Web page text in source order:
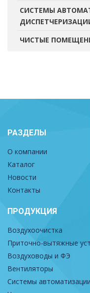
СИСТЕМЫ
ЧИСТЫЕ
РАЗДЕЛЫ
О компании
Каталог
Новости
Контакты
ПРОДУКЦИЯ
Воздухоочистка
Приточно-вытяжные
Воздуховоды и ФЭ
Вентиляторы
Системы